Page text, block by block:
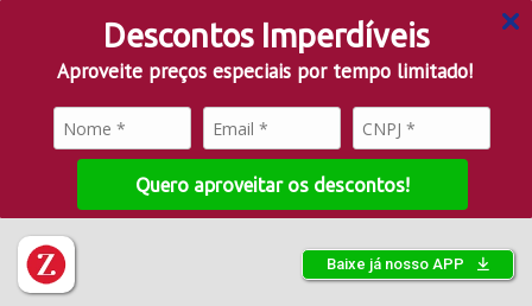
Descontos Imperdíveis
Aproveite preços especiais por tempo limitado!
Quero aproveitar os descontos!
Baixe já nosso APP